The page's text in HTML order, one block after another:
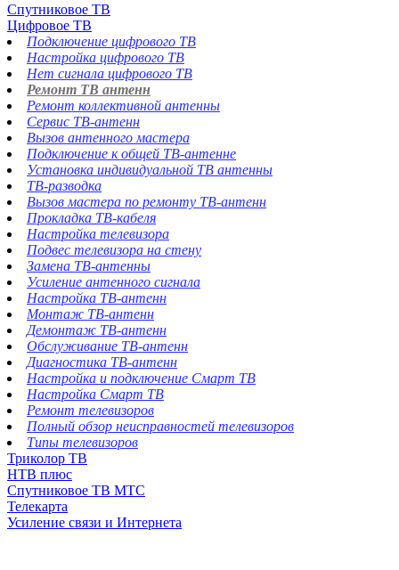
Спутниковое ТВ
Цифровое ТВ
Подключение цифрового ТВ
Настройка цифрового ТВ
Нет сигнала цифрового ТВ
Ремонт ТВ антенн
Ремонт коллективной антенны
Сервис ТВ-антенн
Вызов антенного мастера
Подключение к общей ТВ-антенне
Установка индивидуальной ТВ антенны
ТВ-разводка
Вызов мастера по ремонту ТВ-антенн
Прокладка ТВ-кабеля
Настройка телевизора
Подвес телевизора на стену
Замена ТВ-антенны
Усиление антенного сигнала
Настройка ТВ-антенн
Монтаж ТВ-антенн
Демонтаж ТВ-антенн
Обслуживание ТВ-антенн
Диагностика ТВ-антенн
Настройка и подключение Смарт ТВ
Настройка Смарт ТВ
Ремонт телевизоров
Полный обзор неисправностей телевизоров
Типы телевизоров
Триколор ТВ
НТВ плюс
Спутниковое ТВ МТС
Телекарта
Усиление связи и Интернета